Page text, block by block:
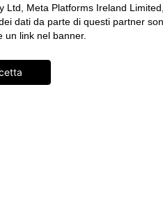
Meta Platforms Ireland
dati da parte di questi partner
un link nel banner.